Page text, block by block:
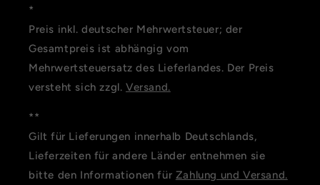
*
Preis inkl. deutscher Mehrwertsteuer; der
Gesamtpreis ist abhängig vom
Mehrwertsteuersatz des Lieferlandes. Der Preis
versteht sich zzgl. Versand.
**
Gilt für Lieferungen innerhalb Deutschlands,
Lieferzeiten für andere Länder entnehmen sie
bitte den Informationen für Zahlung und Versand.